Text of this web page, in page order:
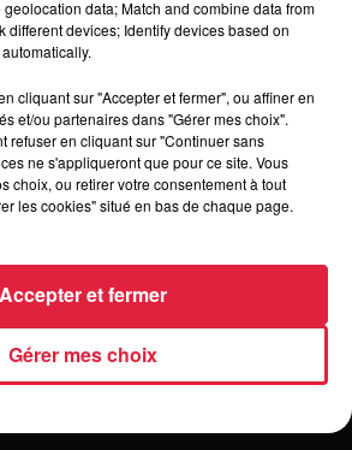
2026
antisémites à Strasbourg :
2026
zoo de Mulhouse : rencontre
2026
dernières infos sur la venue du
data; Match and combine data from
different devices; Identify devices based on
cliquant sur "Accepter et fermer", ou affiner en
et/ou partenaires dans "Gérer mes choix".
refuser en cliquant sur "Continuer sans
ne s'appliqueront que pour ce site. Vous
choix, ou retirer votre consentement à tout
les cookies" situé en bas de chaque page.
Gérer mes choix
Accepter et fermer